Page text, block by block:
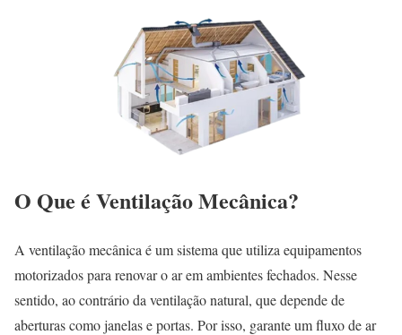
O Que é Ventilação Mecânica?
A ventilação mecânica é um sistema que utiliza equipamentos
motorizados para renovar o ar em ambientes fechados. Nesse
sentido, ao contrário da ventilação natural, que depende de
aberturas como janelas e portas. Por isso, garante um fluxo de ar